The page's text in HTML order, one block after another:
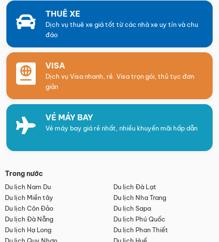
THUÊ XE
Dịch vụ thuê xe giá tốt từ các nhà xe uy tín và chu
đáo
VISA
Dịch vụ Visa nhanh, rẻ. Visa trọn gói, thủ tục đơn
giản
VÉ MÁY BAY
Vé máy bay giá rẻ nhất, nhiều khuyến mãi hấp dẫn
Trong nước
Du lịch Nam Du
Du lịch Đà Lạt
Du lịch Miền tây
Du lịch Nha Trang
Du lịch Côn Đảo
Du lịch Sapa
Du lịch Đà Nẵng
Du lịch Phú Quốc
Du lịch Hạ Long
Du lịch Phan Thiết